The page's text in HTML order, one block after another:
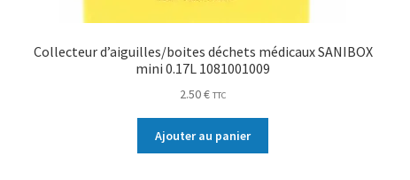
Collecteur d’aiguilles/boites déchets médicaux SANIBOX
mini 0.17L 1081001009
2.50€ TTC
Ajouter au panier